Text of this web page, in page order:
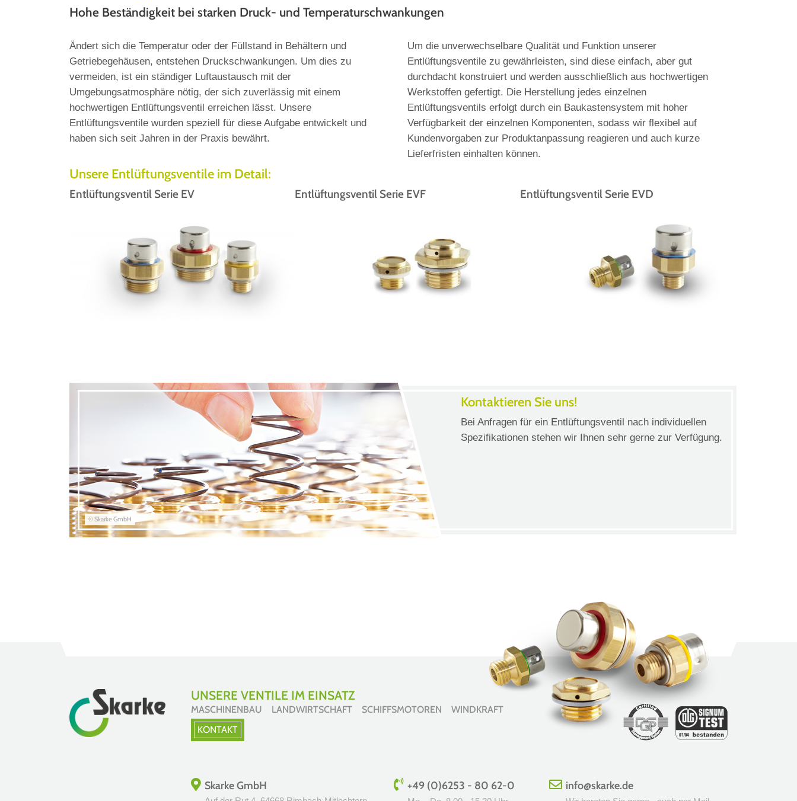
Hohe Beständigkeit bei starken Druck- und Temperaturschwankungen
Ändert sich die Temperatur oder der Füllstand in Behältern und
Getriebegehäusen, entstehen Druckschwankungen. Um dies zu
vermeiden, ist ein ständiger Luftaustausch mit der
Umgebungsatmosphäre nötig, der sich zuverlässig mit einem
hochwertigen Entlüftungsventil erreichen lässt. Unsere
Entlüftungsventile wurden speziell für diese Aufgabe entwickelt und
haben sich seit Jahren in der Praxis bewährt.
Um die unverwechselbare Qualität und Funktion unserer
Entlüftungsventile zu gewährleisten, sind diese einfach, aber gut
durchdacht konstruiert und werden ausschließlich aus hochwertigen
Werkstoffen gefertigt. Die Herstellung jedes einzelnen
Entlüftungsventils erfolgt durch ein Baukastensystem mit hoher
Verfügbarkeit der einzelnen Komponenten, sodass wir flexibel auf
Kundenvorgaben zur Produktanpassung reagieren und auch kurze
Lieferfristen einhalten können.
Unsere Entlüftungsventile im Detail:
Entlüftungsventil Serie EV Entlüftungsventil Serie EVF Entlüftungsventil Serie EVD
© Skarke GmbH
Kontaktieren Sie uns!
Bei Anfragen für ein Entlüftungsventil nach individuellen
Spezifikationen stehen wir Ihnen sehr gerne zur Verfügung.
UNSERE VENTILE IM EINSATZ
MASCHINENBAU LANDWIRTSCHAFT SCHIFFSMOTOREN WINDKRAFT
KONTAKT
Skarke GmbH +49 (0)6253 - 80 62-0 info@skarke.de